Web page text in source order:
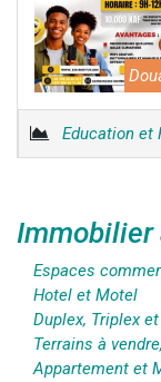
Education et
Immobilier
Espaces
Hotel et Motel
Duplex, Triplex
Terrains à
Appartement et